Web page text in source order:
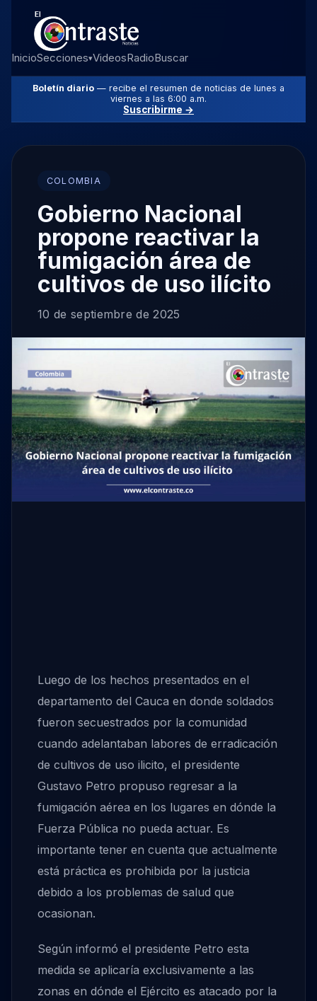
InicioSecciones▾VideosRadioBuscar
Boletín diario — recibe el resumen de noticias de lunes a
viernes a las 6:00 a.m.
Suscribirme →
COLOMBIA
Gobierno Nacional
propone reactivar la
fumigación área de
cultivos de uso ilícito
10 de septiembre de 2025
Luego de los hechos presentados en el
departamento del Cauca en donde soldados
fueron secuestrados por la comunidad
cuando adelantaban labores de erradicación
de cultivos de uso ilicito, el presidente
Gustavo Petro propuso regresar a la
fumigación aérea en los lugares en dónde la
Fuerza Pública no pueda actuar. Es
importante tener en cuenta que actualmente
está práctica es prohibida por la justicia
debido a los problemas de salud que
ocasionan.
Según informó el presidente Petro esta
medida se aplicaría exclusivamente a las
zonas en dónde el Ejército es atacado por la